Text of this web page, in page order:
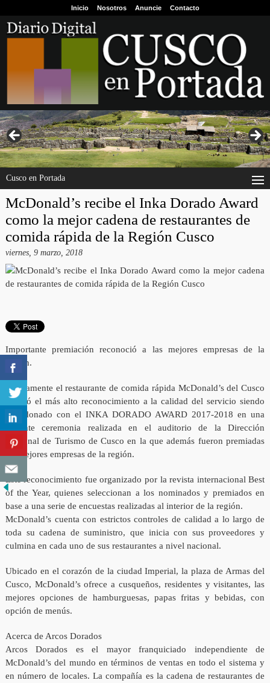
Inicio Nosotros Anuncie Contacto
Cusco en Portada
McDonald’s recibe el Inka Dorado Award
como la mejor cadena de restaurantes de
comida rápida de la Región Cusco
viernes, 9 marzo, 2018
Importante premiación reconoció a las mejores empresas de la
región.
Nuevamente el restaurante de comida rápida McDonald’s del Cusco
recibió el más alto reconocimiento a la calidad del servicio siendo
galardonado con el INKA DORADO AWARD 2017-2018 en una
reciente ceremonia realizada en el auditorio de la Dirección
Regional de Turismo de Cusco en la que además fueron premiadas
las mejores empresas de la región.
Este reconocimiento fue organizado por la revista internacional Best
of the Year, quienes seleccionan a los nominados y premiados en
base a una serie de encuestas realizadas al interior de la región.
McDonald’s cuenta con estrictos controles de calidad a lo largo de
toda su cadena de suministro, que inicia con sus proveedores y
culmina en cada uno de sus restaurantes a nivel nacional.
Ubicado en el corazón de la ciudad Imperial, la plaza de Armas del
Cusco, McDonald’s ofrece a cusqueños, residentes y visitantes, las
mejores opciones de hamburguesas, papas fritas y bebidas, con
opción de menús.
Acerca de Arcos Dorados
Arcos Dorados es el mayor franquiciado independiente de
McDonald’s del mundo en términos de ventas en todo el sistema y
en número de locales. La compañía es la cadena de restaurantes de